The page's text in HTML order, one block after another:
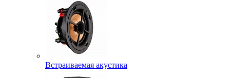
Встраиваемая акустика